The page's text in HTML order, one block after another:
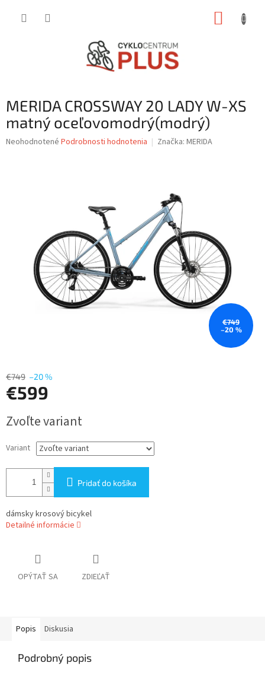
MERIDA CROSSWAY 20 LADY W-XS
matný oceľovomodrý(modrý)
Priemerné
Neohodnotené Podrobnosti hodnotenia Značka: MERIDA
€749
–20 %
€749 –20 %
€599
cena:
Zvoľte variant
Variant
Pridať do košíka
dámsky krosový bicykel
Detailné informácie
OPÝTAŤ SA ZDIEĽAŤ
Popis Diskusia
Podrobný popis